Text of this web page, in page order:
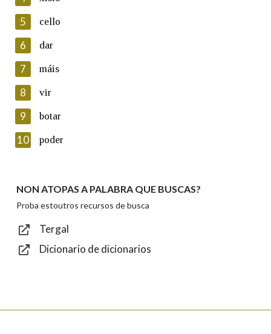
Lin e acepto as condicións da política de
Introduce o código que aparece na imaxe:
Texto de verificación
Enviar
5 cello
6 dar
7 máis
8 vir
9 botar
10 poder
NON ATOPAS A PALABRA QUE BUSCAS?
Proba estoutros recursos de busca
Tergal
Dicionario de dicionarios